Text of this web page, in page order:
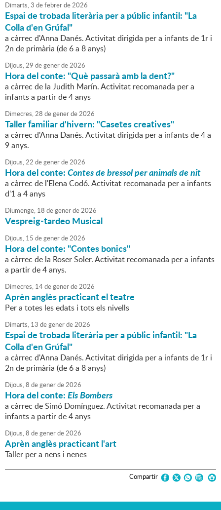
Dimarts,3 defebrerde2026
Espai de trobada literària per a públic infantil: "La
Colla d'en Grúfal"
a càrrec d'Anna Danés. Activitat dirigida per a infants de 1r i
2n de primària (de 6 a 8 anys)
Dijous,29 degenerde2026
Hora del conte: "Què passarà amb la dent?"
a càrrec de la Judith Marín. Activitat recomanada per a
infants a partir de 4 anys
Dimecres,28 degenerde2026
Taller familiar d'hivern: "Casetes creatives"
a càrrec d'Anna Danés. Activitat dirigida per a infants de 4 a
9 anys.
Dijous,22 degenerde2026
Hora del conte:Contes de bressol per animals de nit
a càrrec de l'Elena Codó. Activitat recomanada per a infants
d'1 a 4 anys
Diumenge, 18 degenerde2026
Vespreig-tardeo Musical
Dijous, 15 degenerde2026
Hora del conte: "Contes bonics"
a càrrec de la Roser Soler. Activitat recomanada per a infants
a partir de 4 anys.
Dimecres, 14degenerde2026
Aprèn anglès practicant el teatre
Per a totes les edats i tots els nivells
Dimarts, 13 degenerde2026
Espai de trobada literària per a públic infantil: "La
Colla d'en Grúfal"
a càrrec d'Anna Danés. Activitat dirigida per a infants de 1r i
2n de primària (de 6 a 8 anys)
Dijous,8 degenerde2026
Hora del conte:Els Bombers
a càrrec de Simó Domínguez. Activitat recomanada per a
infants a partir de 4 anys
Dijous,8 degenerde2026
Aprèn anglès practicant l'art
Taller per a nens i nenes
Compartir